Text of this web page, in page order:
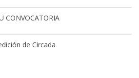
CONVOCATORIA
de Circada